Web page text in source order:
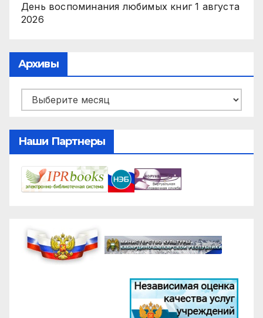
День воспоминания любимых книг 1 августа
2026
Архивы
Архивы
Наши Партнеры